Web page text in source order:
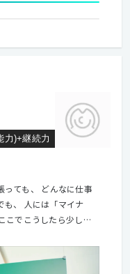
力)+継続力
っても、 どんなに仕事
も、 人には「マイナ
からまあいいか」 「誰
良ければそれでいい